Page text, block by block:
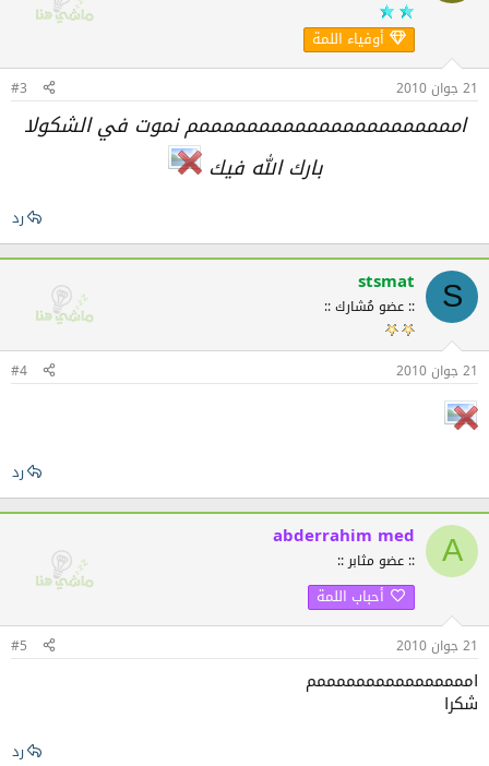
أوفياء اللمة
21 جوان 2010 #3
اممممممممممممممممممممممم نموت في الشكولا
بارك الله فيك
رد
S
stsmat
:: عضو مُشارك ::
21 جوان 2010 #4
رد
A
abderrahim med
:: عضو مثابر ::
أحباب اللمة
21 جوان 2010 #5
اممممممممممممممممم
شكرا
رد